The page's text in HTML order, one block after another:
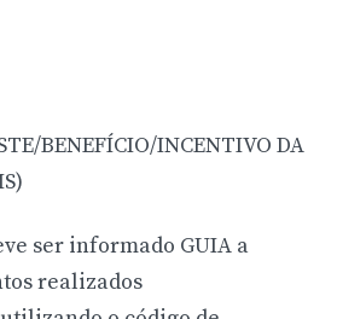
BENEFÍCIO/INCENTIVO DA
ser informado GUIA a
realizados